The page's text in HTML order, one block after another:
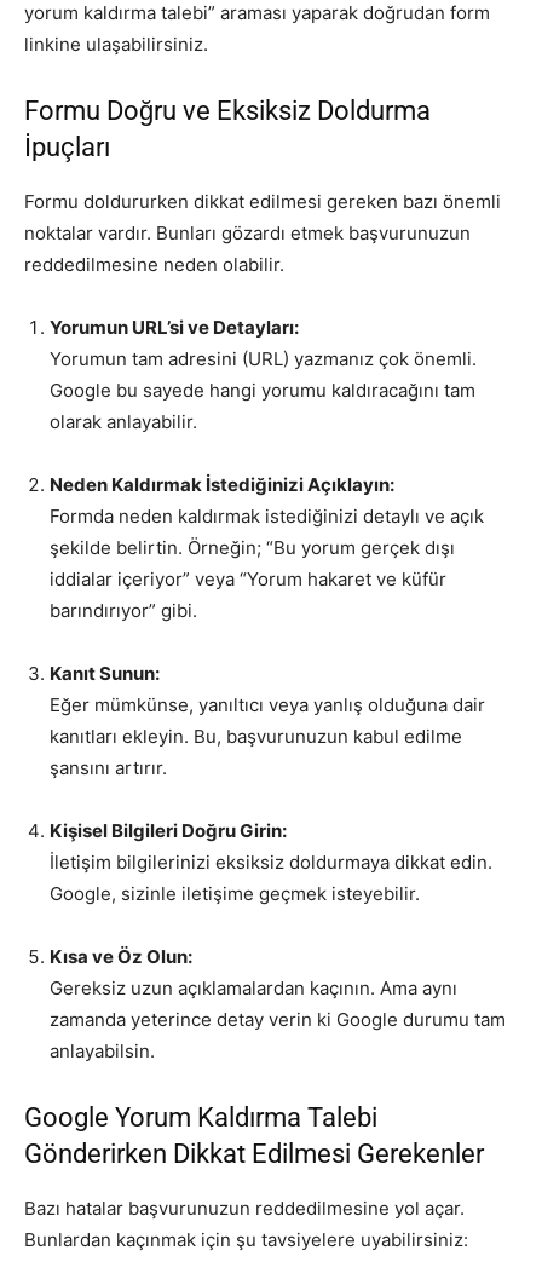
yorum kaldırma talebi” araması yaparak doğrudan form
linkine ulaşabilirsiniz.
Formu Doğru ve Eksiksiz Doldurma
İpuçları
Formu doldururken dikkat edilmesi gereken bazı önemli
noktalar vardır. Bunları gözardı etmek başvurunuzun
reddedilmesine neden olabilir.
Yorumun URL’si ve Detayları:
Yorumun tam adresini (URL) yazmanız çok önemli.
Google bu sayede hangi yorumu kaldıracağını tam
olarak anlayabilir.
Neden Kaldırmak İstediğinizi Açıklayın:
Formda neden kaldırmak istediğinizi detaylı ve açık
şekilde belirtin. Örneğin; “Bu yorum gerçek dışı
iddialar içeriyor” veya “Yorum hakaret ve küfür
barındırıyor” gibi.
Kanıt Sunun:
Eğer mümkünse, yanıltıcı veya yanlış olduğuna dair
kanıtları ekleyin. Bu, başvurunuzun kabul edilme
şansını artırır.
Kişisel Bilgileri Doğru Girin:
İletişim bilgilerinizi eksiksiz doldurmaya dikkat edin.
Google, sizinle iletişime geçmek isteyebilir.
Kısa ve Öz Olun:
Gereksiz uzun açıklamalardan kaçının. Ama aynı
zamanda yeterince detay verin ki Google durumu tam
anlayabilsin.
Google Yorum Kaldırma Talebi
Gönderirken Dikkat Edilmesi Gerekenler
Bazı hatalar başvurunuzun reddedilmesine yol açar.
Bunlardan kaçınmak için şu tavsiyelere uyabilirsiniz: